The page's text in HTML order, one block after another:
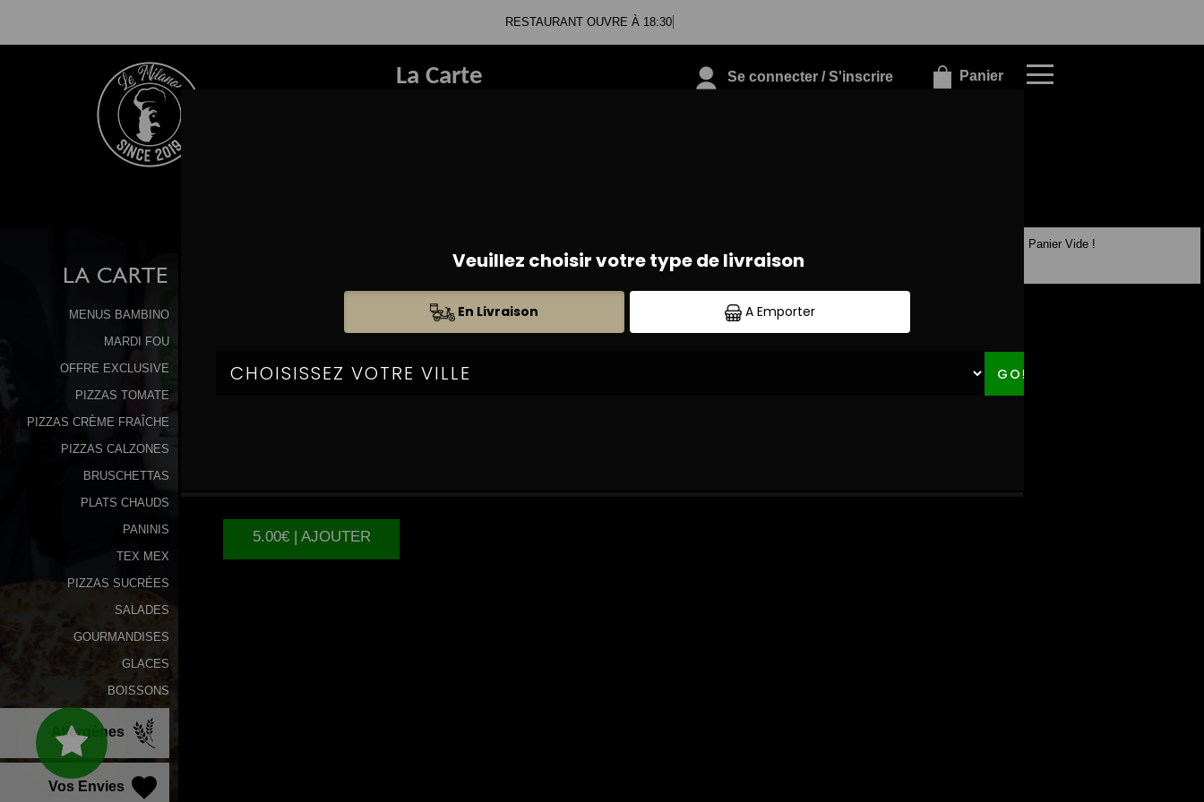
RESTAURANT OUVRE À 18:30
La Carte Se connecter / S'inscrire Panier
×
LA CARTE
MENUS BAMBINO
MARDI FOU
OFFRE EXCLUSIVE
PIZZAS TOMATE
PIZZAS CRÈME FRAÎCHE
PIZZAS CALZONES
BRUSCHETTAS
PLATS CHAUDS
PANINIS
TEX MEX
PIZZAS SUCRÉES
SALADES
GOURMANDISES
GLACES
BOISSONS
Allergènes
Vos Envies
PIZZAS SUCRÉES
5.00€ | AJOUTER
Panier Vide !